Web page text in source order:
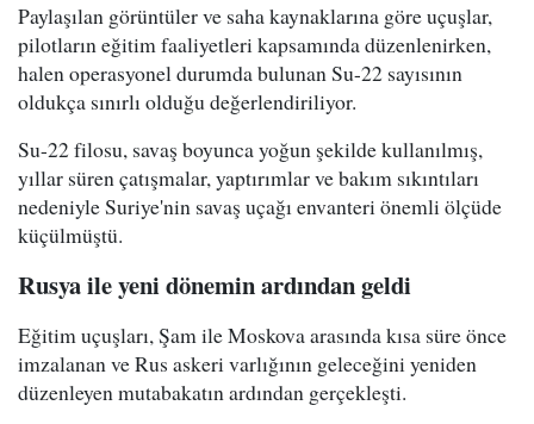
Paylaşılan görüntüler ve saha kaynaklarına göre uçuşlar,
pilotların eğitim faaliyetleri kapsamında düzenlenirken,
halen operasyonel durumda bulunan Su-22 sayısının
oldukça sınırlı olduğu değerlendiriliyor.
Su-22 filosu, savaş boyunca yoğun şekilde kullanılmış,
yıllar süren çatışmalar, yaptırımlar ve bakım sıkıntıları
nedeniyle Suriye'nin savaş uçağı envanteri önemli ölçüde
küçülmüştü.
Rusya ile yeni dönemin ardından geldi
Eğitim uçuşları, Şam ile Moskova arasında kısa süre önce
imzalanan ve Rus askeri varlığının geleceğini yeniden
düzenleyen mutabakatın ardından gerçekleşti.